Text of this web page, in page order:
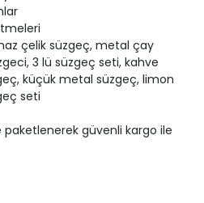
çelik süzgeç, metal çay
3 lü süzgeç seti, kahve
küçük metal süzgeç, limon
seti
paketlenerek güvenli kargo ile